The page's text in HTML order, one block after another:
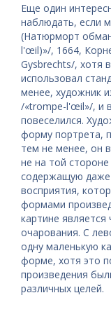
Еще один
наблюдать, если
(Натюрморт
l'œil)»/, 1664,
Gysbrechts/, хотя
использовал
менее, художник
/«trompe-l'œil»/, и
повеселился.
форму портрета,
тем не менее, он
не на той
содержащую даже
восприятия,
формами
картине является
очарования. С
одну маленькую
форме, хотя это
произведения
различных целей.